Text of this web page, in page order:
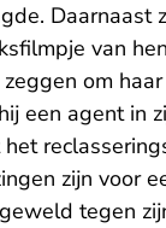
Daarnaast
van
om
een agent in
het
zijn voor
tegen